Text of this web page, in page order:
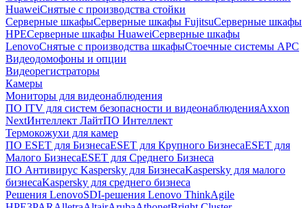
HuaweiСнятые с производства стойки
Серверные шкафыСерверные шкафы FujitsuСерверные шкафы
HPEСерверные шкафы HuaweiСерверные шкафы
LenovoСнятые с производства шкафыСтоечные системы APC
Видеодомофоны и опции
Видеорегистраторы
Камеры
Мониторы для видеонаблюдения
ПО ITV для систем безопасности и видеонаблюденияAxxon
NextИнтеллект ЛайтПО Интеллект
Термокожухи для камер
ПО ESET для БизнесаESET для Крупного БизнесаESET для
Малого БизнесаESET для Среднего Бизнеса
ПО Антивирус Kaspersky для БизнесаKaspersky для малого
бизнесаKaspersky для среднего бизнеса
Решения LenovoSDI-решения Lenovo ThinkAgile